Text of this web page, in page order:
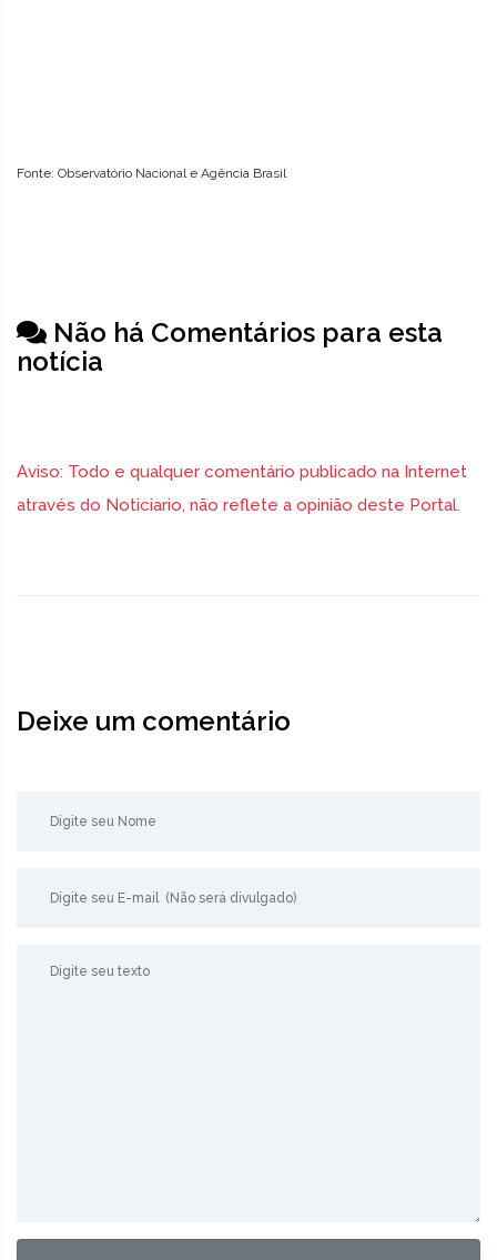
Fonte: Observatório Nacional e Agência Brasil
Não há Comentários para esta
notícia
Aviso: Todo e qualquer comentário publicado na Internet
através do Noticiario, não reflete a opinião deste Portal.
Deixe um comentário